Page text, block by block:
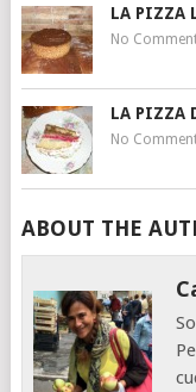
LA PIZZA
No
LA PIZZA
No
ABOUT THE